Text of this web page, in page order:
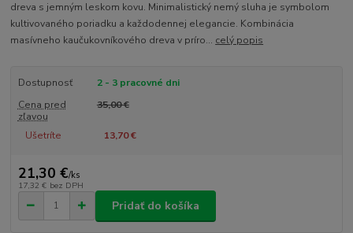
dreva s jemným leskom kovu. Minimalistický nemý sluha je symbolom
kultivovaného poriadku a každodennej elegancie. Kombinácia
masívneho kaučukovníkového dreva v príro... celý popis
Dostupnosť
2 - 3 pracovné dni
Cena pred
zľavou
35,00 €
Ušetríte 13,70 €
21,30 €/ks
17,32 € bez DPH
Pridať do košíka